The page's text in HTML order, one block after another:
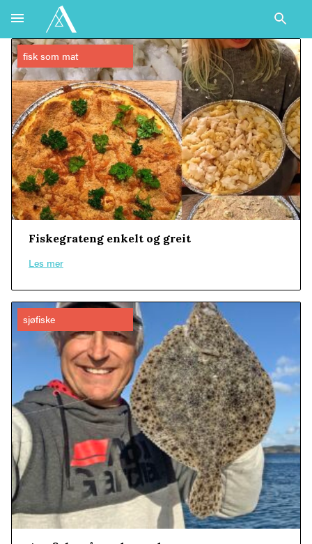
sjøfiske
fisk som mat
Fiskegrateng enkelt og greit
Les mer